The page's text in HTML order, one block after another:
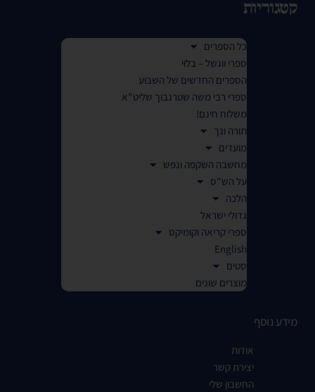
קטגוריות
כל הספרים
ספרי ווגשל – בלוי
הספרים החדשים של השבוע
ספרי רבי משה שטרנבוך שליט"א
משלוח חינם!
תורה ונך
מועדים
מחשבה השקפה ונפש
על הש"ס
הלכה
גדולי ישראל
ספרי קריאה וקומיקס
English
סטים
מוצרים שונים
מידע נוסף
אודות
יצירת קשר
החשבון שלי